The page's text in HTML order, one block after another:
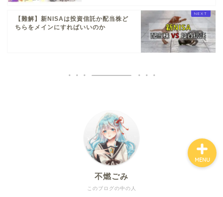
【難解】新NISAは投資信託か配当株ど
ちらをメインにすればいいのか
このブログの中の人
不燃ごみ
MENU
ホーム
お金について